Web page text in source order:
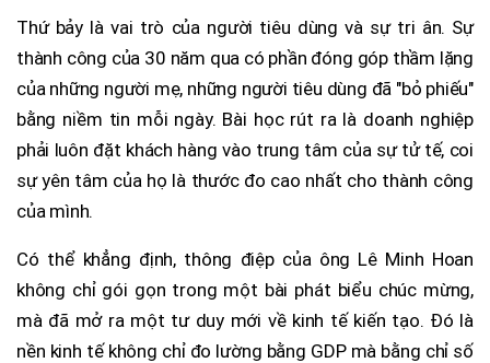
Thứ bảy là vai trò của người tiêu dùng và sự tri ân. Sự
thành công của 30 năm qua có phần đóng góp thầm lặng
của những người mẹ, những người tiêu dùng đã "bỏ phiếu"
bằng niềm tin mỗi ngày. Bài học rút ra là doanh nghiệp
phải luôn đặt khách hàng vào trung tâm của sự tử tế, coi
sự yên tâm của họ là thước đo cao nhất cho thành công
của mình.
Có thể khẳng định, thông điệp của ông Lê Minh Hoan
không chỉ gói gọn trong một bài phát biểu chúc mừng,
mà đã mở ra một tư duy mới về kinh tế kiến tạo. Đó là
nền kinh tế không chỉ đo lường bằng GDP mà bằng chỉ số